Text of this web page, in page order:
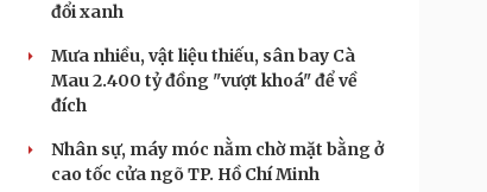
đổi xanh
Mưa nhiều, vật liệu thiếu, sân bay Cà
Mau 2.400 tỷ đồng "vượt khoá" để về
đích
Nhân sự, máy móc nằm chờ mặt bằng ở
cao tốc cửa ngõ TP. Hồ Chí Minh